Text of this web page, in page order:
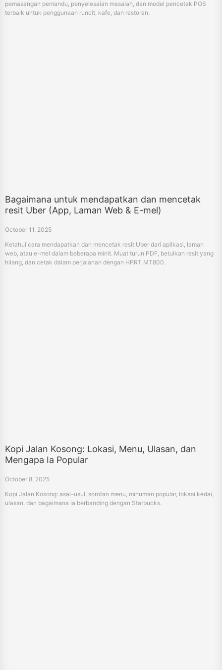
pemasangan pemandu, penyelesaian masalah, dan model pencetak POS
terbaik untuk penggunaan runcit, kafe, dan restoran.
Bagaimana untuk mendapatkan dan mencetak
resit Uber (App, Laman Web & E-mel)
October 11, 2025
Ketahui cara mendapatkan dan mencetak resit Uber dari aplikasi, laman
web, atau e-mel dalam beberapa minit. Muat turun PDF, betulkan resit yang
hilang, dan cetak dalam perjalanan dengan HPRT MT800.
Kopi Jalan Kosong: Lokasi, Menu, Ulasan, dan
Mengapa Ia Popular
October 8, 2025
Kopi Jalan Kosong: asal-usul, sorotan menu, minuman popular, lokasi kedai,
ulasan, dan bagaimana ia berbanding dengan Starbucks.